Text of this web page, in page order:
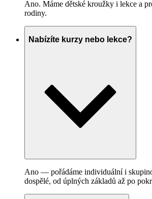
Ano. Máme dětské kroužky i lekce a
rodiny.
Nabízíte kurzy nebo lekce?
Ano — pořádáme individuální i
dospělé, od úplných základů až po